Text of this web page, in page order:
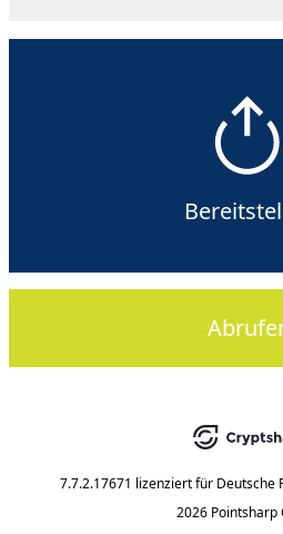
7.7.2.17671 lizenziert für Deutsche
2026 Pointsharp